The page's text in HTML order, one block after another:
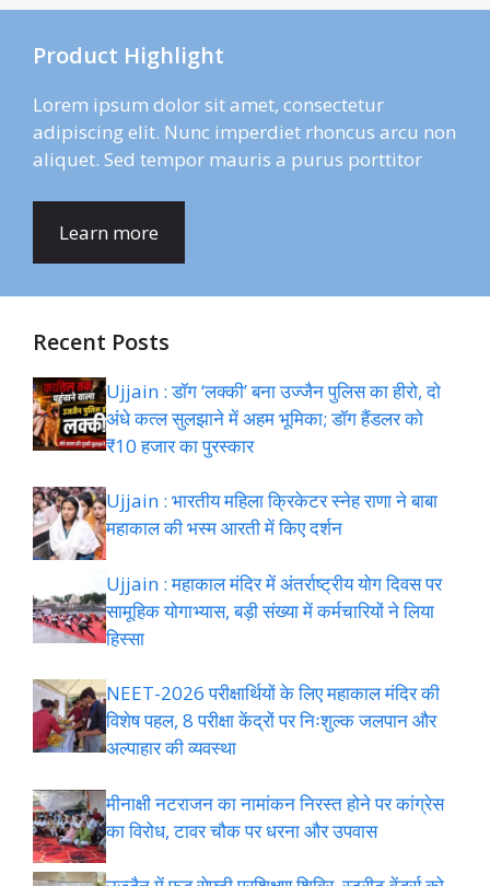
Product Highlight
Lorem ipsum dolor sit amet, consectetur
adipiscing elit. Nunc imperdiet rhoncus arcu non
aliquet. Sed tempor mauris a purus porttitor
Learn more
Recent Posts
Ujjain : डॉग ‘लक्की’ बना उज्जैन पुलिस का हीरो, दो
अंधे कत्ल सुलझाने में अहम भूमिका; डॉग हैंडलर को
₹10 हजार का पुरस्कार
Ujjain : भारतीय महिला क्रिकेटर स्नेह राणा ने बाबा
महाकाल की भस्म आरती में किए दर्शन
Ujjain : महाकाल मंदिर में अंतर्राष्ट्रीय योग दिवस पर
सामूहिक योगाभ्यास, बड़ी संख्या में कर्मचारियों ने लिया
हिस्सा
NEET-2026 परीक्षार्थियों के लिए महाकाल मंदिर की
विशेष पहल, 8 परीक्षा केंद्रों पर निःशुल्क जलपान और
अल्पाहार की व्यवस्था
मीनाक्षी नटराजन का नामांकन निरस्त होने पर कांग्रेस
का विरोध, टावर चौक पर धरना और उपवास